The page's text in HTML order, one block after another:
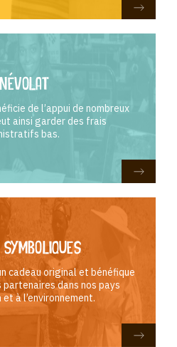
de l’appui de nombreux
ainsi garder des frais
bas.
symboliques
cadeau original et bénéfique
dans nos pays
à l’environnement.